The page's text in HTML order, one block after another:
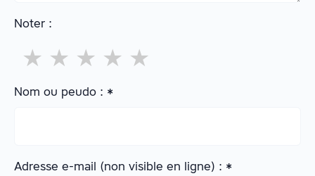
Noter :
★
★
★
★
★
Nom ou peudo : *
Adresse e-mail (non visible en ligne) : *